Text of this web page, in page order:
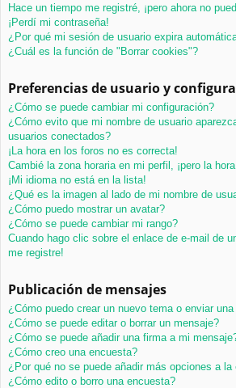
Hace un tiempo me registré, ¡pero ahora no
¡Perdí mi contraseña!
¿Por qué mi sesión de usuario expira
¿Cuál es la función de "Borrar cookies"?
Preferencias de usuario y
¿Cómo se puede cambiar mi configuración?
¿Cómo evito que mi nombre de usuario
usuarios conectados?
¡La hora en los foros no es correcta!
Cambié la zona horaria en mi perfil, ¡pero la
¡Mi idioma no está en la lista!
¿Qué es la imagen al lado de mi nombre de
¿Cómo puedo mostrar un avatar?
¿Cómo se puede cambiar mi rango?
Cuando hago clic sobre el enlace de e-mail de
me registre!
Publicación de mensajes
¿Cómo puedo crear un nuevo tema o enviar
¿Cómo se puede editar o borrar un mensaje?
¿Cómo se puede añadir una firma a mi
¿Cómo creo una encuesta?
¿Por qué no se puede añadir más opciones a la
¿Cómo edito o borro una encuesta?